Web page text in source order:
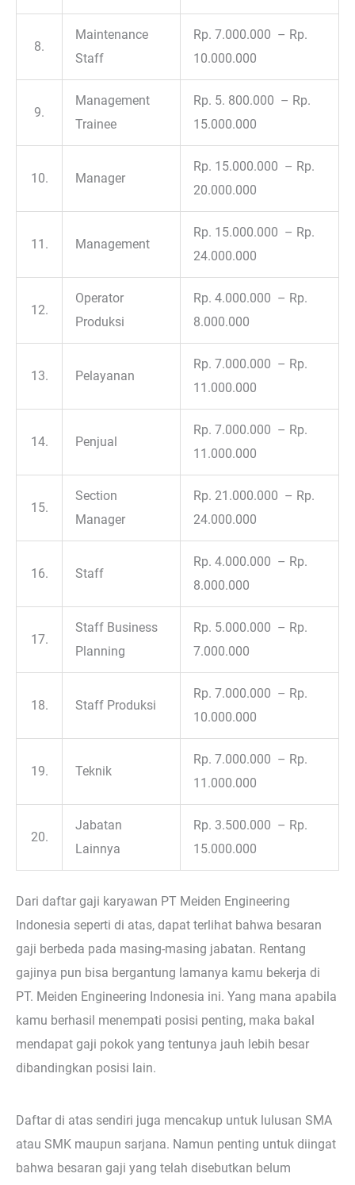
8.
Maintenance
Staff
Rp. 7.000.000 – Rp.
10.000.000
9.
Management
Trainee
Rp. 5. 800.000 – Rp.
15.000.000
10. Manager
Rp. 15.000.000 – Rp.
20.000.000
11. Management
Rp. 15.000.000 – Rp.
24.000.000
12.
Operator
Produksi
Rp. 4.000.000 – Rp.
8.000.000
13. Pelayanan
Rp. 7.000.000 – Rp.
11.000.000
14. Penjual
Rp. 7.000.000 – Rp.
11.000.000
15.
Section
Manager
Rp. 21.000.000 – Rp.
24.000.000
16. Staff
Rp. 4.000.000 – Rp.
8.000.000
17.
Staff Business
Planning
Rp. 5.000.000 – Rp.
7.000.000
18. Staff Produksi
Rp. 7.000.000 – Rp.
10.000.000
19. Teknik
Rp. 7.000.000 – Rp.
11.000.000
20.
Jabatan
Lainnya
Rp. 3.500.000 – Rp.
15.000.000
Dari daftar gaji karyawan PT Meiden Engineering
Indonesia seperti di atas, dapat terlihat bahwa besaran
gaji berbeda pada masing-masing jabatan. Rentang
gajinya pun bisa bergantung lamanya kamu bekerja di
PT. Meiden Engineering Indonesia ini. Yang mana apabila
kamu berhasil menempati posisi penting, maka bakal
mendapat gaji pokok yang tentunya jauh lebih besar
dibandingkan posisi lain.
Daftar di atas sendiri juga mencakup untuk lulusan SMA
atau SMK maupun sarjana. Namun penting untuk diingat
bahwa besaran gaji yang telah disebutkan belum